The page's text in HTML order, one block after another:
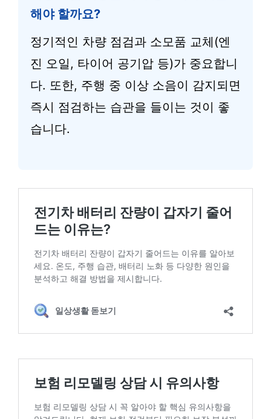
해야 할까요?
정기적인 차량 점검과 소모품 교체(엔
진 오일, 타이어 공기압 등)가 중요합니
다. 또한, 주행 중 이상 소음이 감지되면
즉시 점검하는 습관을 들이는 것이 좋
습니다.